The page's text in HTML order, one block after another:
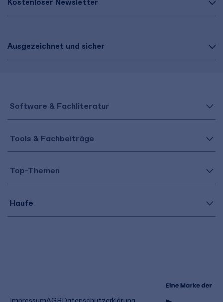
Kostenloser Newsletter
Ausgezeichnet und sicher
Software & Fachliteratur
Tools & Fachbeiträge
Top-Themen
Haufe
(öffnet